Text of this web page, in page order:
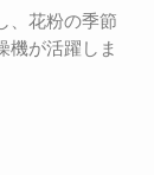
、花粉の季節
機が活躍しま